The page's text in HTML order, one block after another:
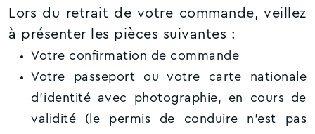
Lors du retrait de votre commande, veillez
à présenter les pièces suivantes :
Votre confirmation de commande
Votre passeport ou votre carte nationale
d'identité avec photographie, en cours de
validité (le permis de conduire n'est pas